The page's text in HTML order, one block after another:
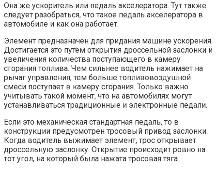
Она же ускоритель или педаль акселератора. Тут также
следует разобраться, что такое педаль акселератора в
автомобиле и как она работает.
Элемент предназначен для придания машине ускорения.
Достигается это путём открытия дроссельной заслонки и
увеличения количества поступающего в камеру
сгорания топлива. Чем сильнее водитель нажимает на
рычаг управления, тем больше топливовоздушной
смеси поступает в камеру сгорания. Только важно
учитывать такой момент, что на автомобилях могут
устанавливаться традиционные и электронные педали.
Если это механическая стандартная педаль, то в
конструкции предусмотрен тросовый привод заслонки.
Когда водитель выжимает элемент, трос открывает
дроссельную заслонку. Открытие происходит ровно на
тот угол, на который была нажата тросовая тяга.